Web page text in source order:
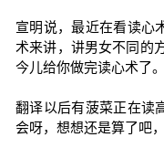
宣明说，最近在看读心
术来讲，讲男女不同的
今儿给你做完读心术了。
翻译以后有菠菜正在读
会呀，想想还是算了吧